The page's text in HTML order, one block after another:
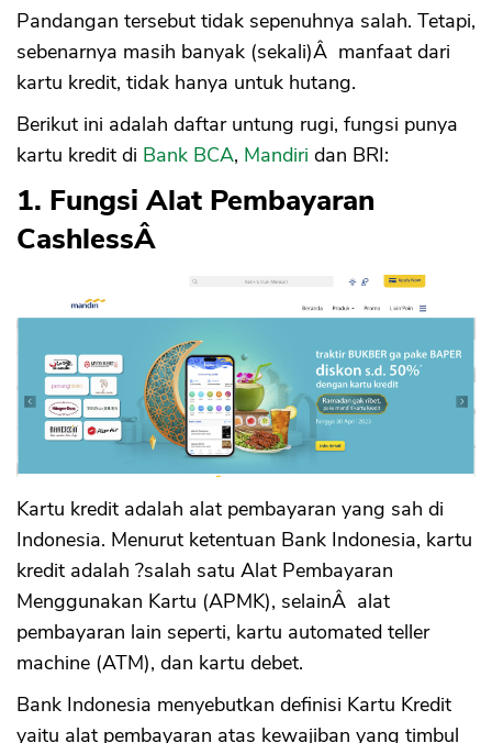
Pandangan tersebut tidak sepenuhnya salah. Tetapi,
sebenarnya masih banyak (sekali)Â manfaat dari
kartu kredit, tidak hanya untuk hutang.
Berikut ini adalah daftar untung rugi, fungsi punya
kartu kredit di Bank BCA, Mandiri dan BRI:
1. Fungsi Alat Pembayaran
CashlessÂ
Kartu kredit adalah alat pembayaran yang sah di
Indonesia. Menurut ketentuan Bank Indonesia, kartu
kredit adalah ?salah satu Alat Pembayaran
Menggunakan Kartu (APMK), selainÂ alat
pembayaran lain seperti, kartu automated teller
machine (ATM), dan kartu debet.
Bank Indonesia menyebutkan definisi Kartu Kredit
yaitu alat pembayaran atas kewajiban yang timbul